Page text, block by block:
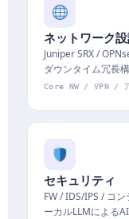
ネットワーク
Juniper SRX /
ダウンタイム冗長構
Core NW / VPN /
セキュリティ
FW / IDS/IPS / コ
ーカルLLMによるAI